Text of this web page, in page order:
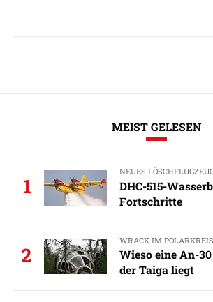
MEIST GELESEN
1
NEUES
DHC-515-
Fortschritte
2
WRACK IM POLARKREIS
Wieso eine An-
der Taiga liegt